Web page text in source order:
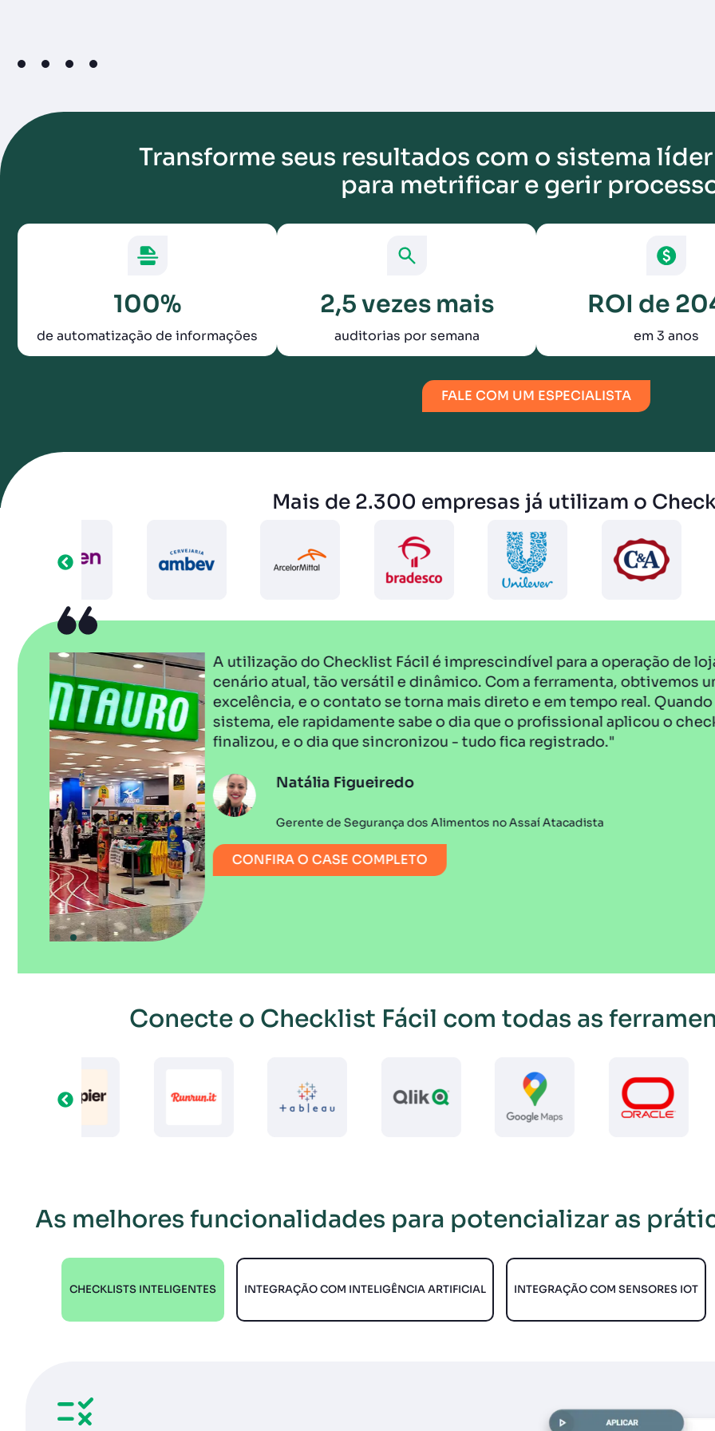
Transforme seus resultados com o sistema
para metrificar e gerir
100%
de automatização de informações
2,5 vezes mais
auditorias por semana
ROI de
em 3 anos
FALE COM UM ESPECIALISTA
Mais de 2.300 empresas já utilizam o
A utilização do Checklist Fácil é imprescindível para a operação de loja, tendo em vista o
cenário atual, tão versátil e dinâmico. Com a ferramenta, obtivemos um acompanhamento
excelência, e o contato se torna mais direto e em tempo real. Quando o coordenador abre o
sistema, ele rapidamente sabe o dia que o profissional aplicou o checklist, a hora que
finalizou, e o dia que sincronizou - tudo fica registrado."
Natália Figueiredo
Gerente de Segurança dos Alimentos no Assaí Atacadista
CONFIRA O CASE COMPLETO
Conecte o Checklist Fácil com todas as
As melhores funcionalidades para potencializar as
CHECKLISTS INTELIGENTES INTEGRAÇÃO COM INTELIGÊNCIA ARTIFICIAL INTEGRAÇÃO COM SENSORES IOT